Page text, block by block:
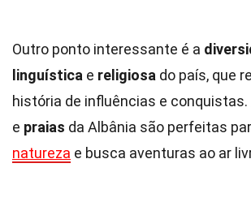
Outro ponto interessante é a
linguística e religiosa do país, que
história de influências e conquistas.
e praias da Albânia são perfeitas
natureza e busca aventuras ao ar